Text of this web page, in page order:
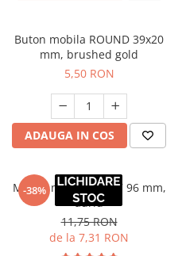
Buton mobila ROUND 39x20
mm, brushed gold
5,50 RON
ADAUGA IN COS
-38%
Maner mobila ZA007 96 mm,
auriu
11,75 RON
de la 7,31 RON